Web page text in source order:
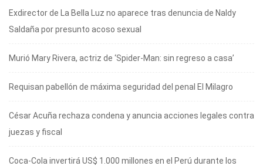
Exdirector de La Bella Luz no aparece tras denuncia de Naldy
Saldaña por presunto acoso sexual
Murió Mary Rivera, actriz de ‘Spider-Man: sin regreso a casa’
Requisan pabellón de máxima seguridad del penal El Milagro
César Acuña rechaza condena y anuncia acciones legales contra
juezas y fiscal
Coca-Cola invertirá US$ 1.000 millones en el Perú durante los